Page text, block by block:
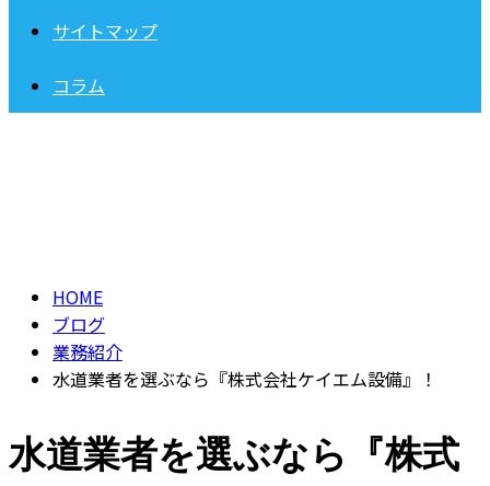
サイトマップ
コラム
HOME
ブログ
業務紹介
水道業者を選ぶなら『株式会社ケイエム設備』！
水道業者を選ぶなら『株式